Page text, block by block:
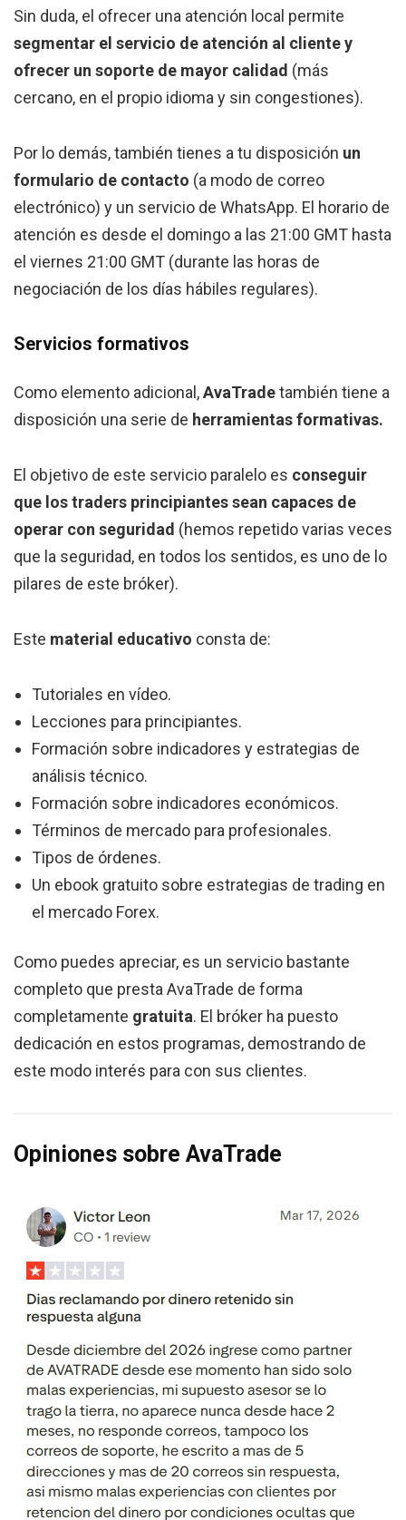
Sin duda, el ofrecer una atención local permite
segmentar el servicio de atención al cliente y
ofrecer un soporte de mayor calidad (más
cercano, en el propio idioma y sin congestiones).
Por lo demás, también tienes a tu disposición un
formulario de contacto (a modo de correo
electrónico) y un servicio de WhatsApp. El horario de
atención es desde el domingo a las 21:00 GMT hasta
el viernes 21:00 GMT (durante las horas de
negociación de los días hábiles regulares).
Servicios formativos
Como elemento adicional,AvaTradetambién tiene a
disposición una serie de herramientas formativas.
El objetivo de este servicio paralelo es conseguir
que los traders principiantes sean capaces de
operar con seguridad (hemos repetido varias veces
que la seguridad, en todos los sentidos, es uno de lo
pilares de este bróker).
Este material educativo consta de:
Tutoriales en vídeo.
Lecciones para principiantes.
Formación sobre indicadores y estrategias de
análisis técnico.
Formación sobre indicadores económicos.
Términos de mercado para profesionales.
Tipos de órdenes.
Un ebook gratuito sobre estrategias de trading en
el mercado Forex.
Como puedes apreciar, es un servicio bastante
completo que presta AvaTrade de forma
completamente gratuita. El bróker ha puesto
dedicación en estos programas, demostrando de
este modo interés para con sus clientes.
Opiniones sobre AvaTrade